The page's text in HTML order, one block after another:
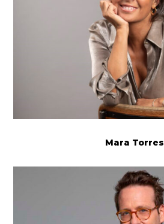
Mara Torres